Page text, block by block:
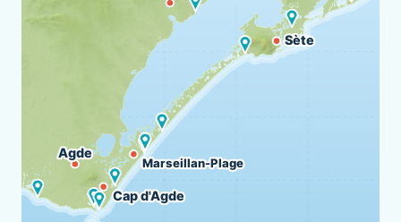
Sète
Marseillan-Plage
Agde
Cap d'Agde